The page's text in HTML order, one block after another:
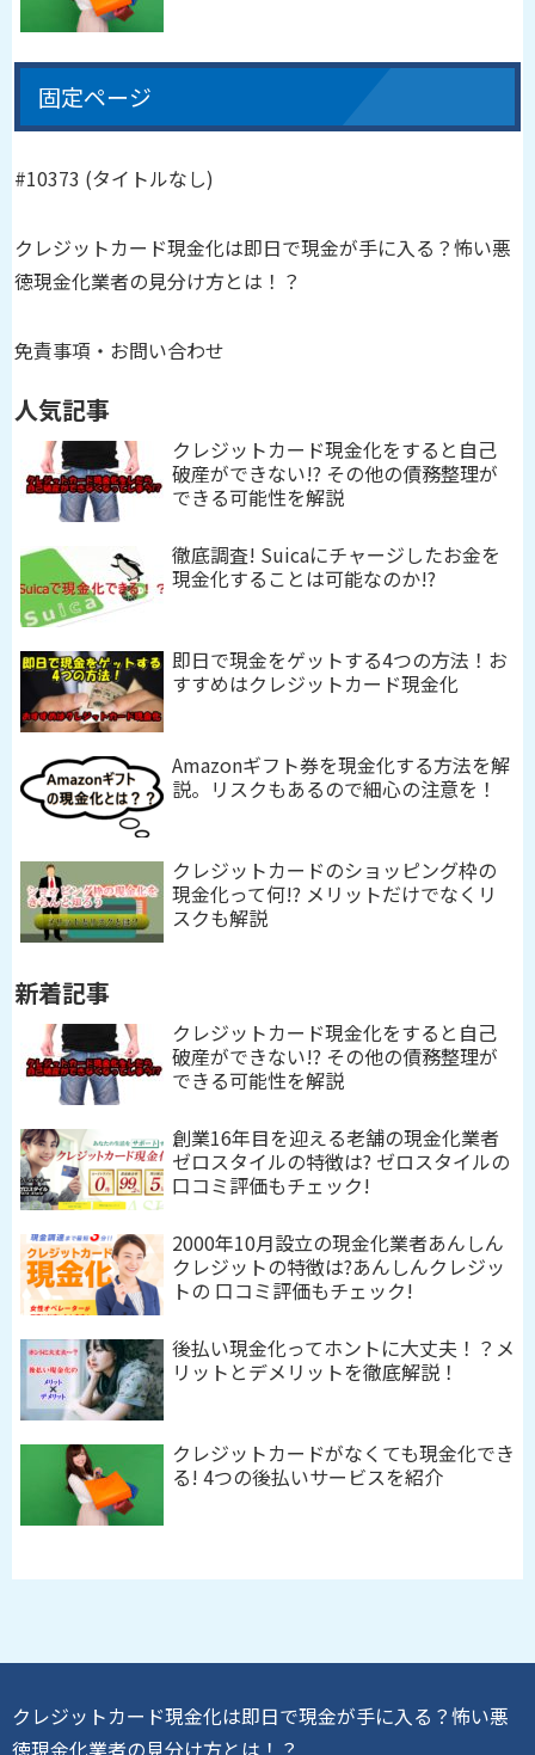
固定ページ
#10373 (タイトルなし)
クレジットカード現金化は即日で現金が手に入る？怖い悪
徳現金化業者の見分け方とは！？
免責事項・お問い合わせ
人気記事
クレジットカード現金化をすると自己
破産ができない!? その他の債務整理が
できる可能性を解説
徹底調査! Suicaにチャージしたお金を
現金化することは可能なのか!?
即日で現金をゲットする4つの方法！お
すすめはクレジットカード現金化
Amazonギフト券を現金化する方法を解
説。リスクもあるので細心の注意を！
クレジットカードのショッピング枠の
現金化って何!? メリットだけでなくリ
スクも解説
新着記事
クレジットカード現金化をすると自己
破産ができない!? その他の債務整理が
できる可能性を解説
創業16年目を迎える老舗の現金化業者
ゼロスタイルの特徴は? ゼロスタイルの
口コミ評価もチェック!
2000年10月設立の現金化業者あんしん
クレジットの特徴は?あんしんクレジッ
トの 口コミ評価もチェック!
後払い現金化ってホントに大丈夫！？メ
リットとデメリットを徹底解説！
クレジットカードがなくても現金化でき
る! 4つの後払いサービスを紹介
クレジットカード現金化は即日で現金が手に入る？怖い悪
徳現金化業者の見分け方とは！？